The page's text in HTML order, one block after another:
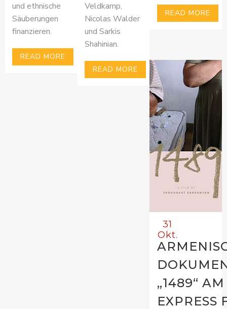
und ethnische
Säuberungen
finanzieren.
READ MORE
Veldkamp,
Nicolas Walder
und Sarkis
Shahinian.
READ MORE
READ MORE
31
Okt.
„1489“
EXPRESS